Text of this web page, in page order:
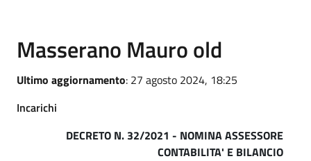
Masserano Mauro old
Ultimo aggiornamento: 27 agosto 2024, 18:25
Incarichi
DECRETO N. 32/2021 - NOMINA ASSESSORE
CONTABILITA' E BILANCIO